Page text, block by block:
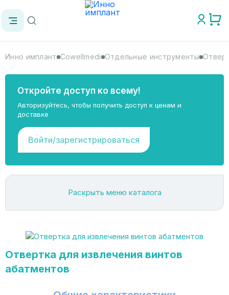
Инно имплант Cowellmedi Отдельные инструменты
Откройте доступ ко всему!
Авторизуйтесь, чтобы получить доступ к ценам и
доставке
Войти/зарегистрироваться
Раскрыть меню каталога
Отвертка для извлечения винтов
абатментов